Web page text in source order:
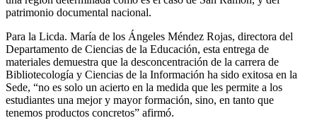
patrimonio documental nacional.
Para la Licda. María de los Ángeles Méndez Rojas, directora del
Departamento de Ciencias de la Educación, esta entrega de
materiales demuestra que la desconcentración de la carrera de
Bibliotecología y Ciencias de la Información ha sido exitosa en la
Sede, “no es solo un acierto en la medida que les permite a los
estudiantes una mejor y mayor formación, sino, en tanto que
tenemos productos concretos” afirmó.